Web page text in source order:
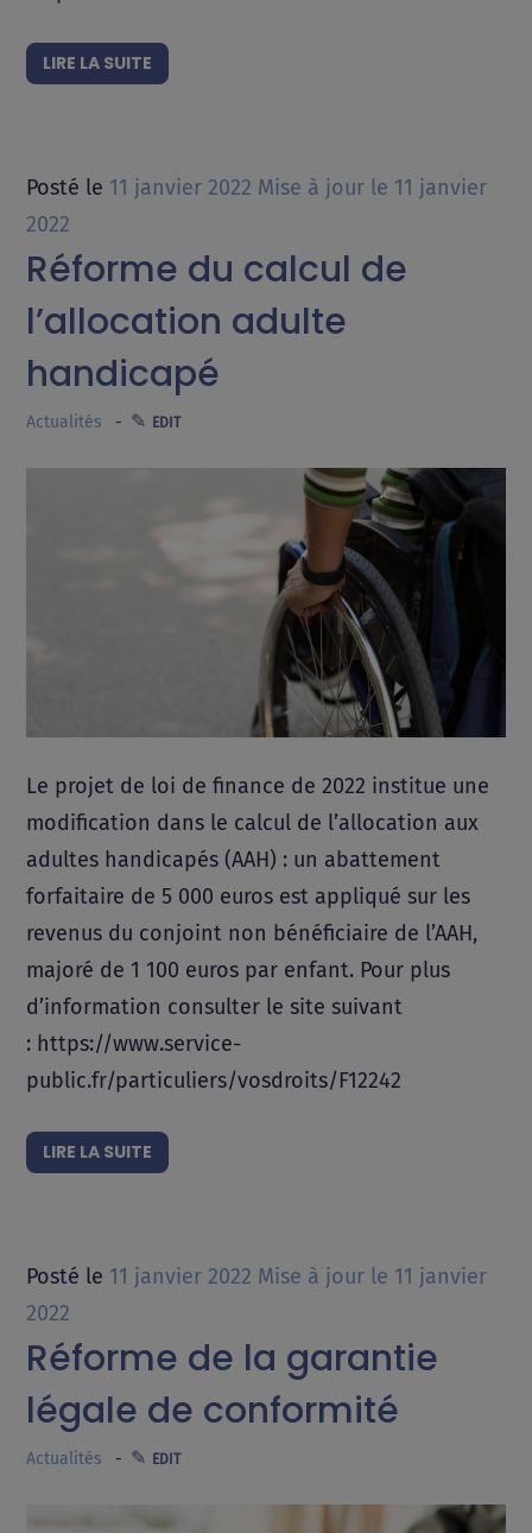
LIRE LA SUITE
Posté le 11 janvier 2022 Mise à jour le 11 janvier
2022
Réforme du calcul de
l’allocation adulte
handicapé
Actualités EDIT
Le projet de loi de finance de 2022 institue une
modification dans le calcul de l’allocation aux
adultes handicapés (AAH) : un abattement
forfaitaire de 5 000 euros est appliqué sur les
revenus du conjoint non bénéficiaire de l’AAH,
majoré de 1 100 euros par enfant. Pour plus
d’information consulter le site suivant
: https://www.service-
public.fr/particuliers/vosdroits/F12242
LIRE LA SUITE
Posté le 11 janvier 2022 Mise à jour le 11 janvier
2022
Réforme de la garantie
légale de conformité
Actualités EDIT